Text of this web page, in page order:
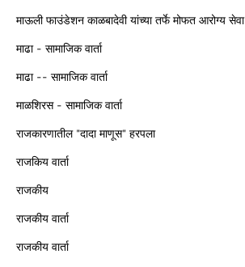
माऊली फाउंडेशन काळबादेवी यांच्या तर्फे मोफत आरोग्य सेवा
माढा - सामाजिक वार्ता
माढा -- सामाजिक वार्ता
माळशिरस - सामाजिक वार्ता
राजकारणातील "दादा माणूस" हरपला
राजकिय वार्ता
राजकीय
राजकीय वार्ता
राजकीय वार्ता